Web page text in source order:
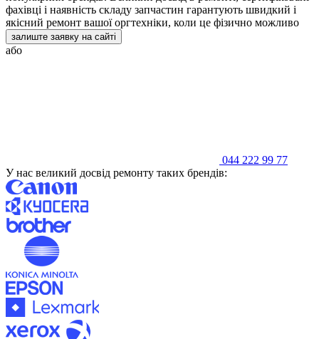
фахівці і наявність складу запчастин гарантують швидкий і
якісний ремонт вашої оргтехніки, коли це фізично можливо
залиште заявку на сайті
або
044 222 99 77
У нас великий досвід ремонту таких брендів: